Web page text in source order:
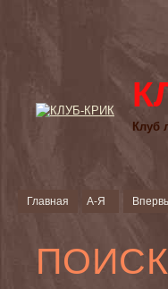
Клуб
Главная А-Я
ПОИСК